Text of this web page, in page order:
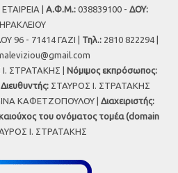
| Α.Φ.Μ.: 038839100 - ΔΟΥ:
ΗΡΑΚΛΕΙΟΥ
96 - 71414 ΓΑΖΙ | Τηλ.: 2810 822294 |
ΣΤΡΑΤΑΚΗΣ | Νόμιμος εκπρόσωπος:
Διευθυντής:ΣΤΑΥΡΟΣ Ι. ΣΤΡΑΤΑΚΗΣ
ΚΑΦΕΤΖΟΠΟΥΛΟΥ | Διαχειριστής:
του ονόματος τομέα (domain
Ι. ΣΤΡΑΤΑΚΗΣ